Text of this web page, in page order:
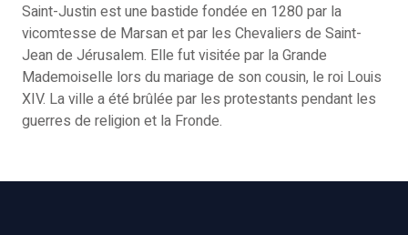
Saint-Justin est une bastide fondée en 1280 par la
vicomtesse de Marsan et par les Chevaliers de Saint-
Jean de Jérusalem. Elle fut visitée par la Grande
Mademoiselle lors du mariage de son cousin, le roi Louis
XIV. La ville a été brûlée par les protestants pendant les
guerres de religion et la Fronde.